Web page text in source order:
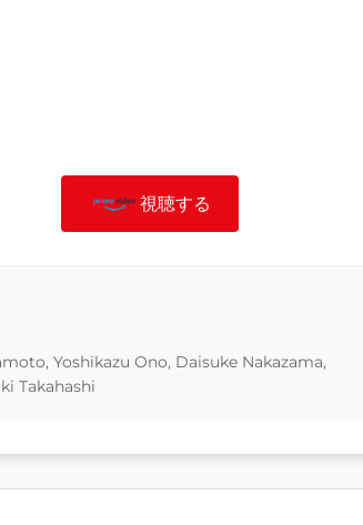
視聴する
Yoshikazu Ono, Daisuke Nakazama,
Takahashi